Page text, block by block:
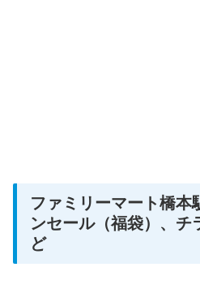
ファミリーマート橋本
ンセール（福袋）、チ
ど